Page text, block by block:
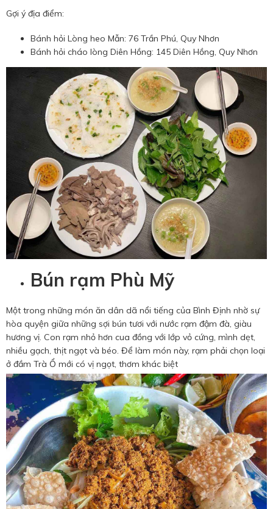
Gợi ý địa điểm:
Bánh hỏi Lòng heo Mẫn: 76 Trần Phú, Quy Nhơn
Bánh hỏi cháo lòng Diên Hồng: 145 Diên Hồng, Quy Nhơn
Bún rạm Phù Mỹ
Một trong những món ăn dân dã nổi tiếng của Bình Định nhờ sự
hòa quyện giữa những sợi bún tươi với nước rạm đậm đà, giàu
hương vị. Con rạm nhỏ hơn cua đồng với lớp vỏ cứng, mình dẹt,
nhiều gạch, thịt ngọt và béo. Để làm món này, rạm phải chọn loại
ở đầm Trà Ổ mới có vị ngọt, thơm khác biệt